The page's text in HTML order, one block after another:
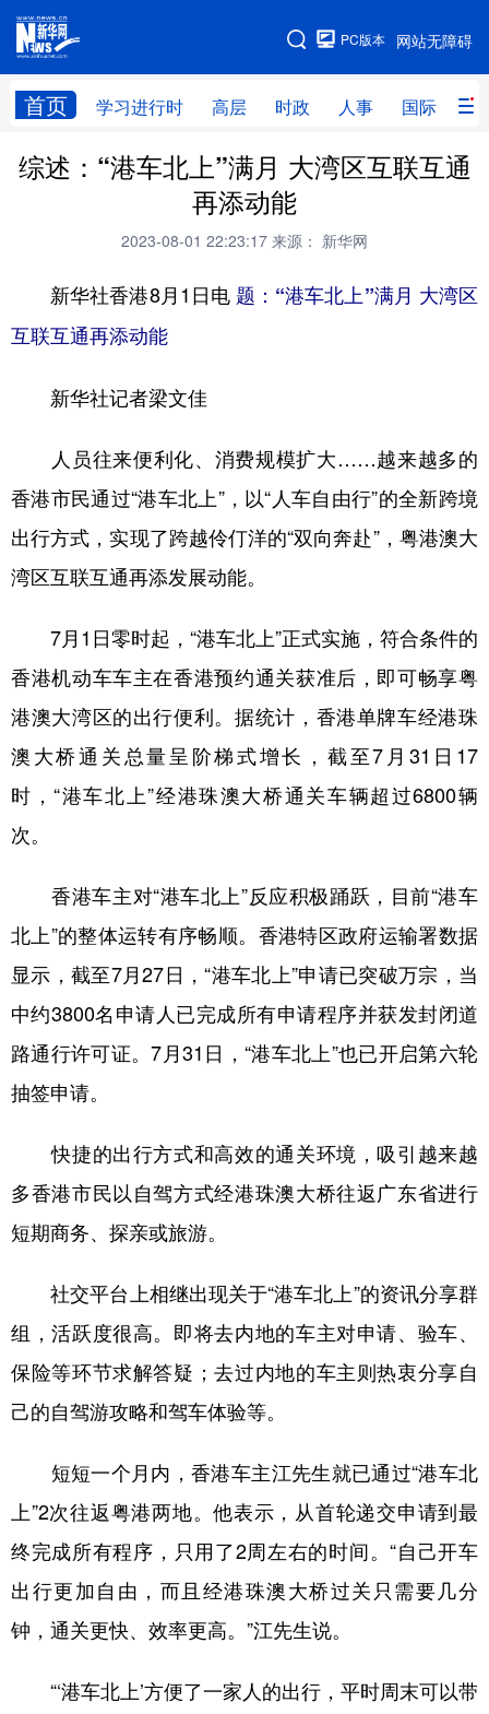
网站无障碍
PC版本
首页 学习进行时 高层 时政 人事 国际 财
网站地图
学习进行时 高层 时政 人事
财经 网评
全球连线
科技 科创 量子 体育
文化
访谈 视频
食品 人居 信息化 数字经济
学术中国 乡村振兴 银龄 溯源中国
城市 旅游
公益 一带一路 亚太网 上市公司
文化产业
地方频道
辽宁 吉林 上海 江苏
浙江 安徽 福建 江西
山东 河南 湖北 湖南
广西 海南 重庆
新疆 内蒙古 黑龙江
多语种频道
English Español Français عربى
Русский язык 日本語 한국어
综述：“港车北上”满月 大湾区互联互通
再添动能
2023-08-01 22:23:17 来源： 新华网
新华社香港8月1日电 题：“港车北上”满月 大湾区
互联互通再添动能
新华社记者梁文佳
人员往来便利化、消费规模扩大……越来越多的
香港市民通过“港车北上”，以“人车自由行”的全新跨境
出行方式，实现了跨越伶仃洋的“双向奔赴”，粤港澳大
湾区互联互通再添发展动能。
7月1日零时起，“港车北上”正式实施，符合条件的
香港机动车车主在香港预约通关获准后，即可畅享粤
港澳大湾区的出行便利。据统计，香港单牌车经港珠
澳大桥通关总量呈阶梯式增长，截至7月31日17
时，“港车北上”经港珠澳大桥通关车辆超过6800辆
次。
香港车主对“港车北上”反应积极踊跃，目前“港车
北上”的整体运转有序畅顺。香港特区政府运输署数据
显示，截至7月27日，“港车北上”申请已突破万宗，当
中约3800名申请人已完成所有申请程序并获发封闭道
路通行许可证。7月31日，“港车北上”也已开启第六轮
抽签申请。
快捷的出行方式和高效的通关环境，吸引越来越
多香港市民以自驾方式经港珠澳大桥往返广东省进行
短期商务、探亲或旅游。
社交平台上相继出现关于“港车北上”的资讯分享群
组，活跃度很高。即将去内地的车主对申请、验车、
保险等环节求解答疑；去过内地的车主则热衷分享自
己的自驾游攻略和驾车体验等。
短短一个月内，香港车主江先生就已通过“港车北
上”2次往返粤港两地。他表示，从首轮递交申请到最
终完成所有程序，只用了2周左右的时间。“自己开车
出行更加自由，而且经港珠澳大桥过关只需要几分
钟，通关更快、效率更高。”江先生说。
“‘港车北上’方便了一家人的出行，平时周末可以带